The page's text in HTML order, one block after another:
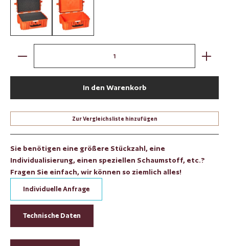
orange / mit Würfelschaum
orange / leer
Produkt Anzahl: Gib den gewünschten Wert ein oder
In den Warenkorb
Zur Vergleichsliste hinzufügen
Sie benötigen eine größere Stückzahl, eine
Individualisierung, einen speziellen Schaumstoff, etc.?
Fragen Sie einfach, wir können so ziemlich alles!
Individuelle Anfrage
Technische Daten